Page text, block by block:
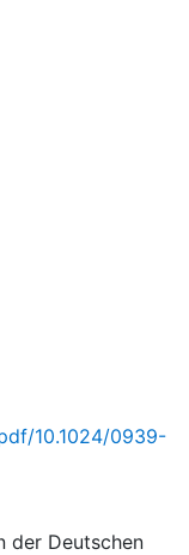
10.1024/0939-
der Deutschen